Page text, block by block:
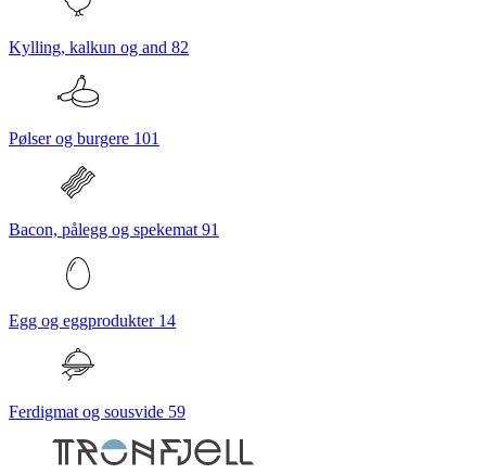
Kylling, kalkun og and 82
Pølser og burgere 101
Bacon, pålegg og spekemat 91
Egg og eggprodukter 14
Ferdigmat og sousvide 59